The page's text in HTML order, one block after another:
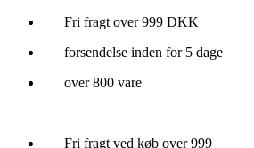
Videre
indhold
Fri fragt over 999 DKK
forsendelse inden for 5 dage
over 800 vare
Fri fragt ved køb over 999